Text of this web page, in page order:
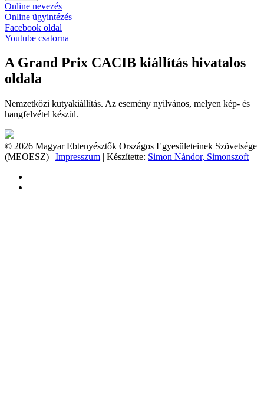
Online nevezés
Online ügyintézés
Facebook oldal
Youtube csatorna
A Grand Prix CACIB kiállítás hivatalos
oldala
Nemzetközi kutyakiállítás. Az esemény nyilvános, melyen kép- és
hangfelvétel készül.
© 2026 Magyar Ebtenyésztők Országos Egyesületeinek Szövetsége
(MEOESZ) | Impresszum | Készítette: Simon Nándor, Simonszoft